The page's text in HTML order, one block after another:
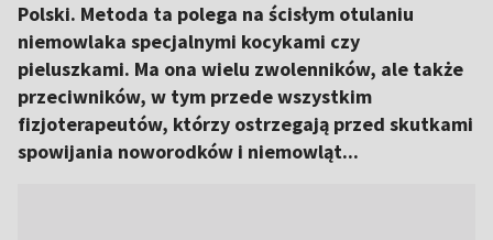
Polski. Metoda ta polega na ścisłym otulaniu
niemowlaka specjalnymi kocykami czy
pieluszkami. Ma ona wielu zwolenników, ale także
przeciwników, w tym przede wszystkim
fizjoterapeutów, którzy ostrzegają przed skutkami
spowijania noworodków i niemowląt...